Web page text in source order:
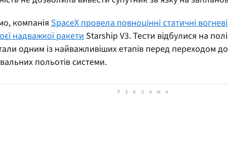
компанія SpaceX провела повноцінні статичні
надважкої ракети Starship V3. Тести відбулися на
одним із найважливіших етапів перед переходом
польотів системи.